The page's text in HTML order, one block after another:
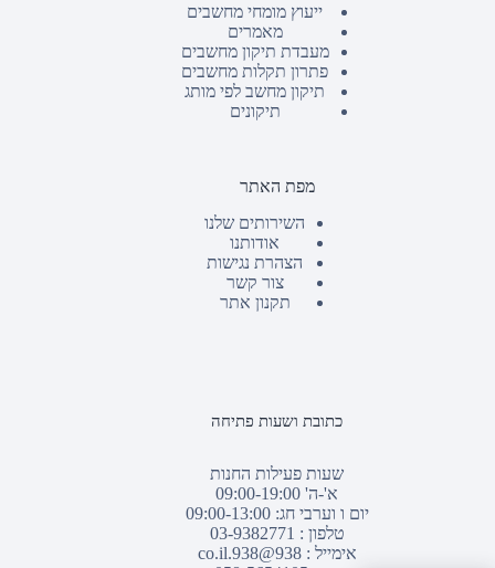
ייעוץ מומחי מחשבים
מאמרים
מעבדת תיקון מחשבים
פתרון תקלות מחשבים
תיקון מחשב לפי מותג
תיקונים
מפת האתר
השירותים שלנו
אודותנו
הצהרת נגישות
צור קשר
תקנון אתר
כתובת ושעות פתיחה
שעות פעילות החנות
א'-ה' 09:00-19:00
יום ו וערבי חג: 09:00-13:00
טלפון : 03-9382771
אימייל :938@938.co.il